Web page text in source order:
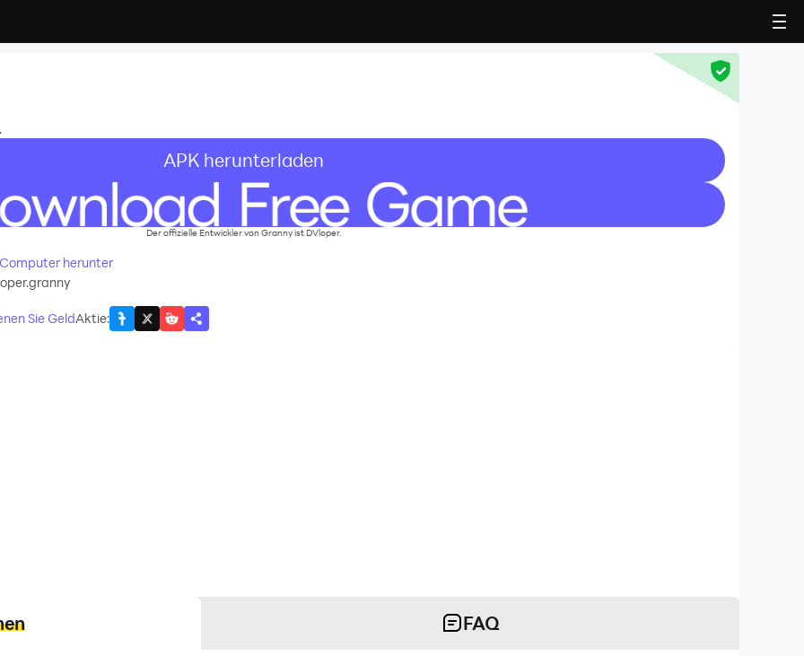
APK herunterladen
Der offizielle Entwickler von Granny ist DVloper.
herunter
Sie GeldAktie:
FAQ